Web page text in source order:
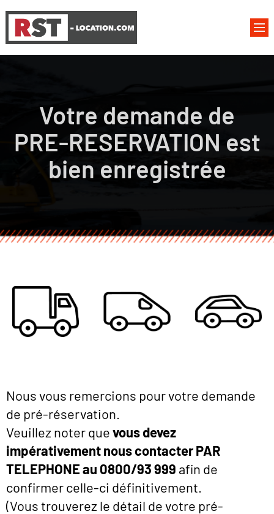
Votre demande de
PRE-RESERVATION est
bien enregistrée
Nous vous remercions pour votre demande
de pré-réservation.
Veuillez noter quevousdevez
impérativementnous contacter PAR
TELEPHONE au 0800/93 999 afin de
confirmer celle-ci définitivement.
(Vous trouverez le détail de votre pré-